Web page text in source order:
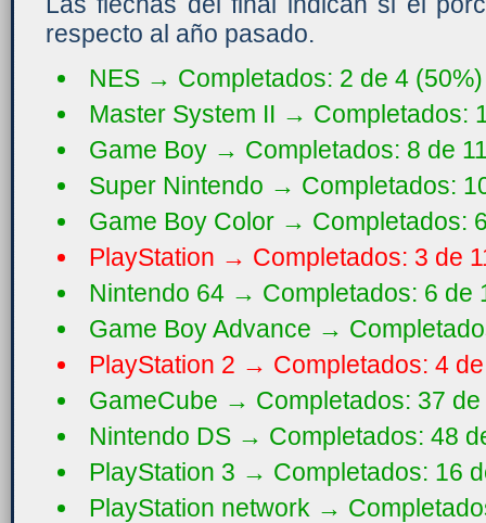
respecto al año pasado.
NES → Completados: 2 de 4
Master System II → Completados:
Game Boy → Completados: 8 de
Super Nintendo → Completados:
Game Boy Color → Completados:
PlayStation → Completados: 3 de
Nintendo 64 → Completados: 6 de
Game Boy Advance →
PlayStation 2 → Completados: 4
GameCube → Completados: 37 de
Nintendo DS → Completados: 48
PlayStation 3 → Completados: 16
PlayStation network →